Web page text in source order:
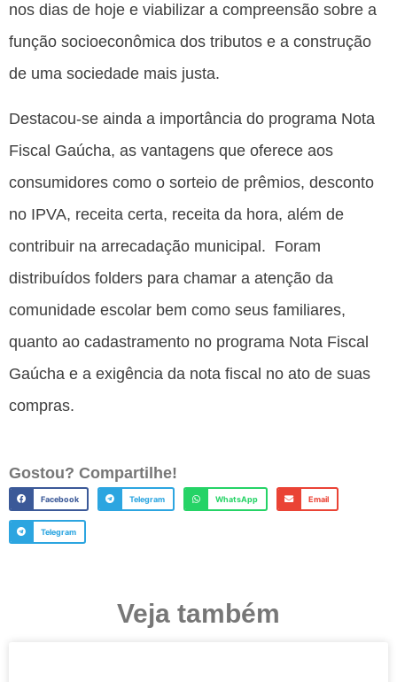
nos dias de hoje e viabilizar a compreensão sobre a
função socioeconômica dos tributos e a construção
de uma sociedade mais justa.
Destacou-se ainda a importância do programa Nota
Fiscal Gaúcha, as vantagens que oferece aos
consumidores como o sorteio de prêmios, desconto
no IPVA, receita certa, receita da hora, além de
contribuir na arrecadação municipal. Foram
distribuídos folders para chamar a atenção da
comunidade escolar bem como seus familiares,
quanto ao cadastramento no programa Nota Fiscal
Gaúcha e a exigência da nota fiscal no ato de suas
compras.
Gostou? Compartilhe!
Facebook Telegram WhatsApp Email
Telegram
Veja também